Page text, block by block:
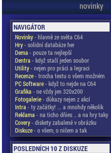
novinky
NAVIGÁTOR
Novinky- hlavně ze světa C64
Hry- solidní databáze her
Dema - pouze ta nejlepší
Dentra - když stačí jeden soubor
Utility- nejen pro práci a legraci
Recenze- trocha textu o všem možném
PC Software- když to nejde na C64
Grafika - ne vždy jen 320x200
Fotogalerie- důkazy nejen z akcí
Intra - ty začátky! ... a mnohdy několik
Reklama - na ticho dňies .. a na hry taky
Covery- diskety zabalené v obrázku
Diskuze- o všem, o ničem a tak
POSLEDNÍCH 10 Z DISKUZE